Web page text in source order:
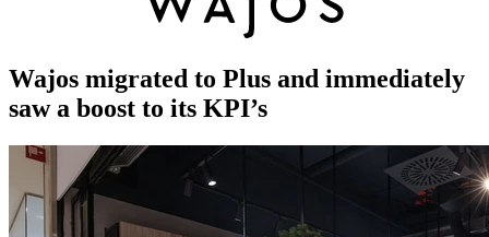
Wajos migrated to Plus and immediately
saw a boost to its KPI’s